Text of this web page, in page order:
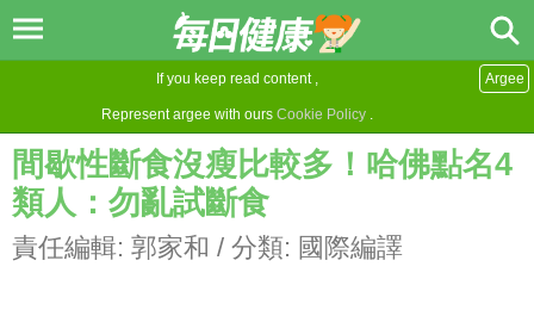
If you keep read content ,
Represent argee with ours Cookie Policy .
Argee
間歇性斷食沒瘦比較多！哈佛點名4
類人：勿亂試斷食
責任編輯: 郭家和 / 分類: 國際編譯